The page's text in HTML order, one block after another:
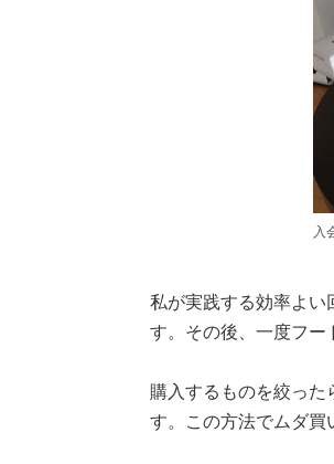
入
私が実践する効率よい
す。その後、一度フー
購入するものを絞った
す。この方法でムダ買